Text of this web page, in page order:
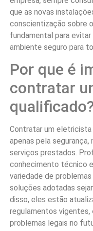
que as novas
conscientização sobre
fundamental para
ambiente seguro para
Por que é
contratar
Contratar um eletricista
apenas pela
serviços prestados.
conhecimento técnico
variedade de
soluções adotadas
disso, eles estão
regulamentos vigentes,
problemas legais no